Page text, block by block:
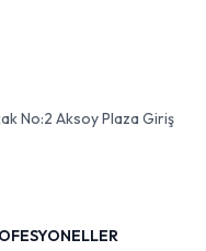
No:2 Aksoy Plaza Giriş